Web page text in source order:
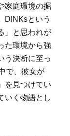
家庭環境の掘
DINKsという
」と思われが
た環境から強
う決断に至っ
で、彼女が
を見つけてい
いく物語とし